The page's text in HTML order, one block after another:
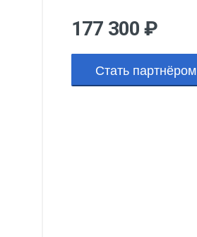
177 300 ₽
Стать партнёром